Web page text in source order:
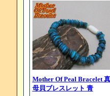
Mother Of Peal Bracelet
母貝ブレスレット 青